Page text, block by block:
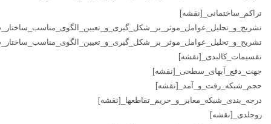
تراکم_ساختمانی_[نقشه]
تقسیمات_کالبدی_[نقشه]
جهت_دفع_آبهای_سطحی_[نقشه]
حجم_شبکه_رفت_و_آمد_[نقشه]
درجه_بندی_شبکه_معابر_و_حریم_تقاطعها_[نقشه]
روجلدی_[نقشه]